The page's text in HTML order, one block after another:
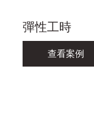
彈性工時
查看案例